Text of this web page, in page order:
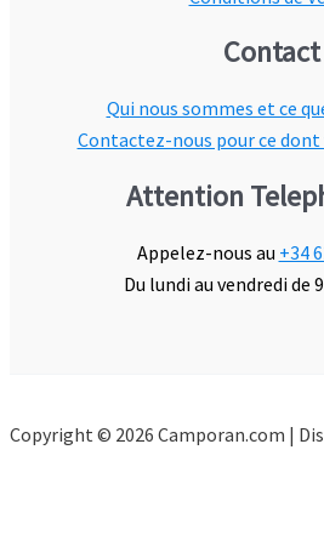
Contact
Qui nous sommes et ce
Contactez-nous pour ce dont
Attention
Appelez-nous au +34
Du lundi au vendredi de
Copyright © 2026 Camporan.com |